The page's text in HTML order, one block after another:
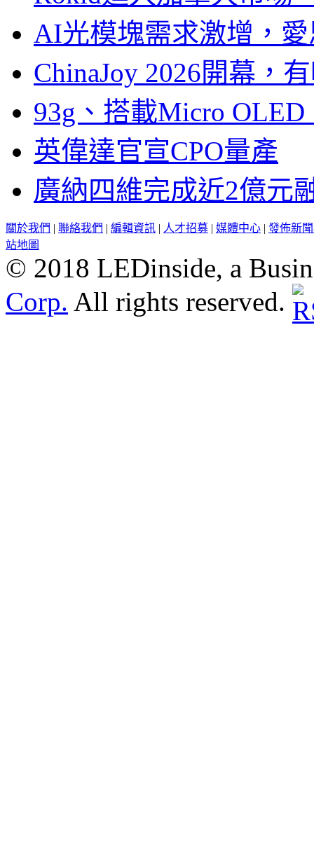
AI光模塊需求激增，
ChinaJoy 2026開幕，
93g、搭載Micro
英偉達官宣CPO量產
廣納四維完成近2億元
關於我們 | 聯絡我們 | 編輯資訊 | 人才招募 | 媒體中心 | 發佈新
站地圖
© 2018 LEDinside, a
Corp. All rights reserved.